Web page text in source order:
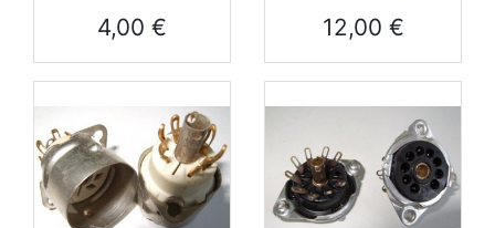
Prix
4,00 € Prix
12,00 €